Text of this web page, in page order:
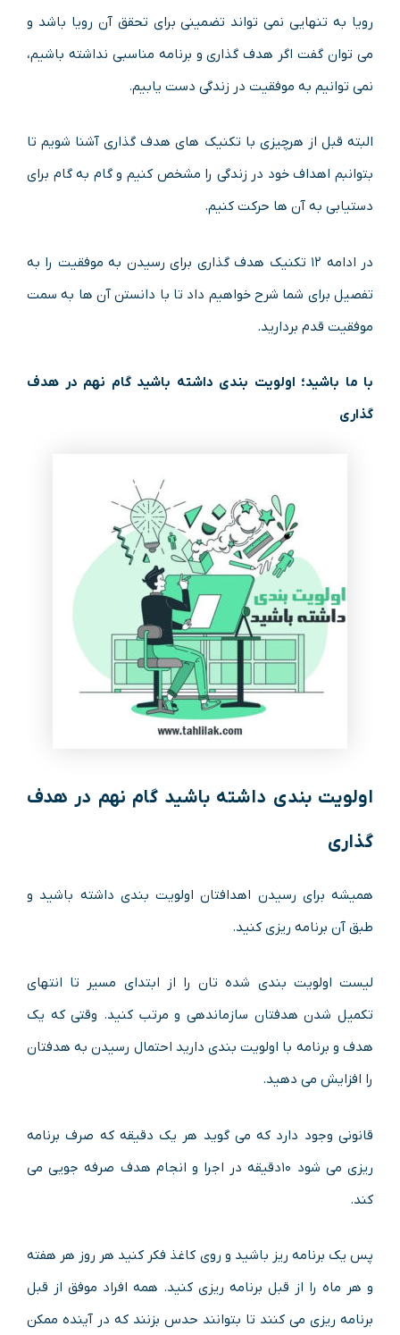
رویا به تنهایی نمی تواند تضمینی برای تحقق آن رویا باشد و
می توان گفت اگر هدف گذاری و برنامه مناسبی نداشته باشیم،
نمی توانیم به موفقیت در زندگی دست یابیم.
البته قبل از هرچیزی با تکنیک های هدف گذاری آشنا شویم تا
بتوانبم اهداف خود در زندگی را مشخص کنیم و گام به گام برای
دستیابی به آن ها حرکت کنیم.
در ادامه ۱۲ تکنیک هدف گذاری برای رسیدن به موفقیت را به
تفصیل برای شما شرح خواهیم داد تا با دانستن آن ها به سمت
موفقیت قدم بردارید.
با ما باشید؛ اولویت بندی داشته باشید گام نهم در هدف
گذاری
اولویت بندی داشته باشید گام نهم در هدف
گذاری
همیشه برای رسیدن اهدافتان اولویت بندی داشته باشید و
طبق آن برنامه ریزی کنید.
لیست اولویت بندی شده تان را از ابتدای مسیر تا انتهای
تکمیل شدن هدفتان سازماندهی و مرتب کنید. وقتی که یک
هدف و برنامه با اولویت بندی دارید احتمال رسیدن به هدفتان
را افزایش می دهید.
قانونی وجود دارد که می گوید هر یک دقیقه که صرف برنامه
ریزی می شود ۱۰دقیقه در اجرا و انجام هدف صرفه جویی می
کند.
پس یک برنامه ریز باشید و روی کاغذ فکر کنید هر روز هر هفته
و هر ماه را از قبل برنامه ریزی کنید. همه افراد موفق از قبل
برنامه ریزی می کنند تا بتوانند حدس بزنند که در آینده ممکن